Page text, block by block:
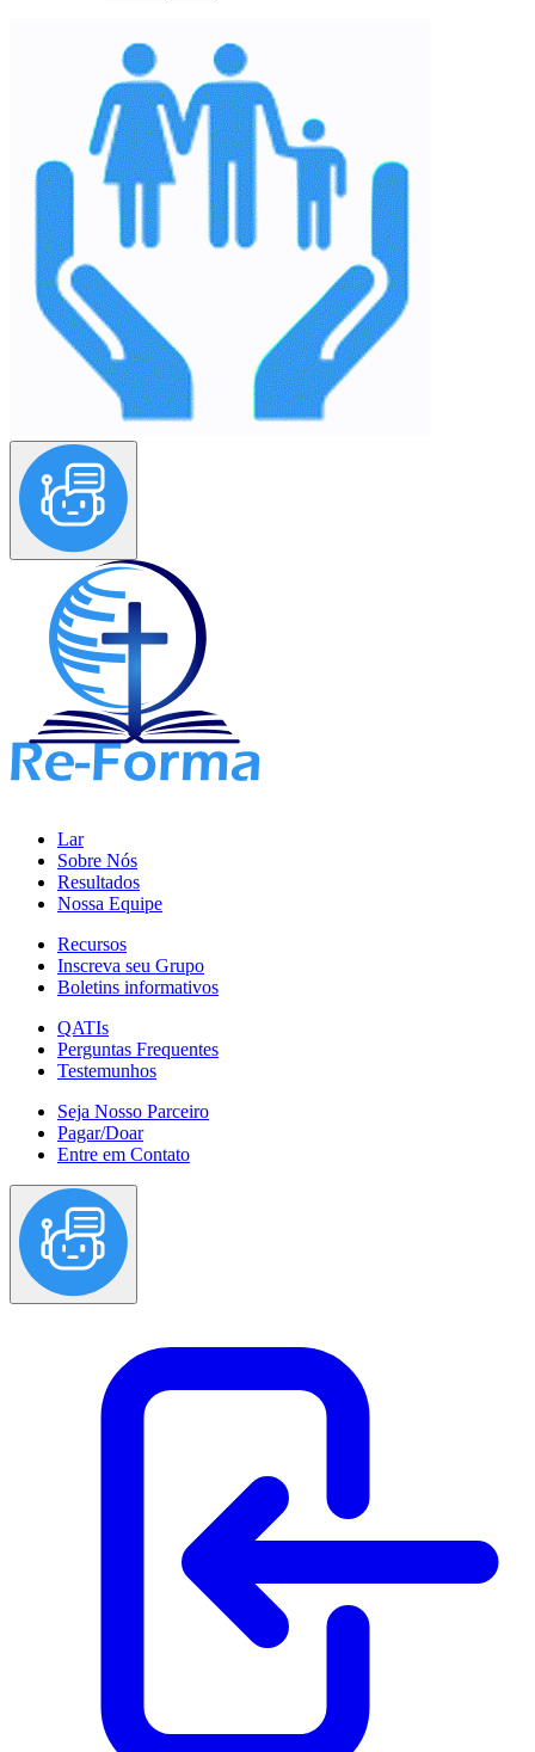
Lar
Sobre Nós
Resultados
Nossa Equipe
Recursos
Inscreva seu Grupo
Boletins informativos
QATIs
Perguntas Frequentes
Testemunhos
Seja Nosso Parceiro
Pagar/Doar
Entre em Contato